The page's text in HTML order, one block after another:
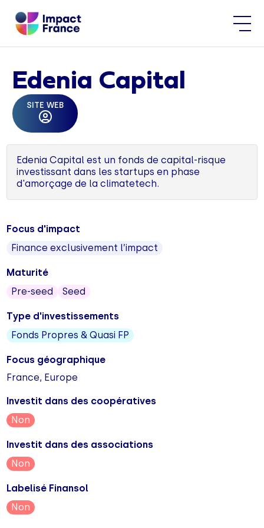
Edenia Capital
SITE WEB
Edenia Capital est un fonds de capital-risque
investissant dans les startups en phase
d'amorçage de la climatetech.
Focus d'impact
Finance exclusivement l’impact
Maturité
Pre-seed
Seed
Type d'investissements
Fonds Propres & Quasi FP
Focus géographique
France, Europe
Investit dans des coopératives
Non
Investit dans des associations
Non
Labelisé Finansol
Non